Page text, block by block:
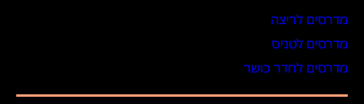
מדרסים לריצה
מדרסים לטניס
מדרסים לחדר כושר